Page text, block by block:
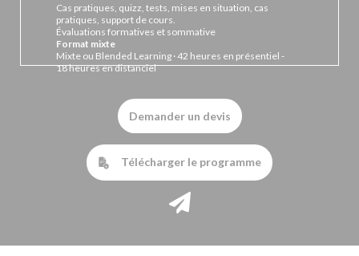
Cas pratiques, quizz, tests, mises en situation, cas
pratiques, support de cours.
Évaluations formatives et sommative
Format mixte
Mixte ou Blended Learning · 42 heures en présentiel -
18 heures en distanciel
Demander un devis
Télécharger le programme